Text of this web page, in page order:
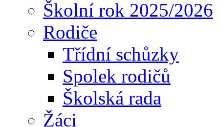
Školní rok 2025/2026
Rodiče
Třídní schůzky
Spolek rodičů
Školská rada
Žáci